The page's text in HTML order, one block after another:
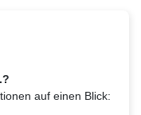
auf einen Blick: